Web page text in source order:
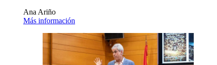
Ana Ariño
Más información